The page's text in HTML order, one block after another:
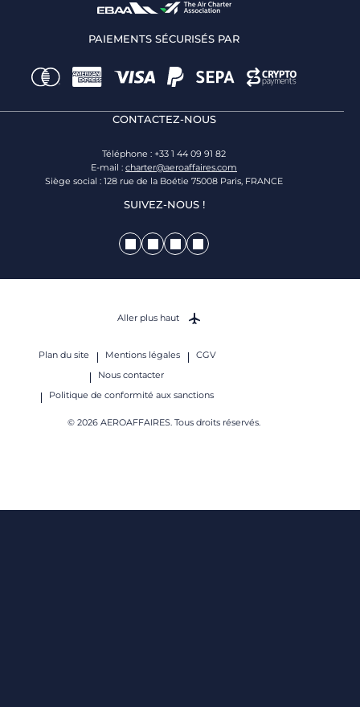
PAIEMENTS SÉCURISÉS PAR
CONTACTEZ-NOUS
Téléphone : +33 1 44 09 91 82
E-mail : charter@aeroaffaires.com
Siège social : 128 rue de la Boétie 75008 Paris, FRANCE
SUIVEZ-NOUS !
Plan du site Mentions légales
CGV
Nous contacter
Politique de conformité aux sanctions
© 2026 AEROAFFAIRES. Tous droits réservés.
Aller plus haut